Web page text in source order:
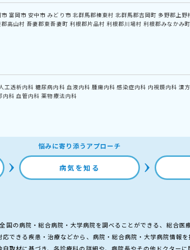
富岡市 安中市 みどり市 北群馬郡榛東村 北群馬郡吉岡町 多野郡上野
郡高山村 吾妻郡東吾妻町 利根郡片品村 利根郡川場村 利根郡みなかみ町
人工透析内科 糖尿病内科 血液内科 腫瘍内科 感染症内科 内視鏡内科 漢
内科 血管内科 薬物療法内科
悩みに寄り添うアプローチ
病気を知る
国の病院・総合病院・大学病院を調べることができる、総合医
できる疾患・治療などから、病院・総合病院・大学病院情報を
取材に基づき、各診療科の詳細や、病院長やその他ドクターに